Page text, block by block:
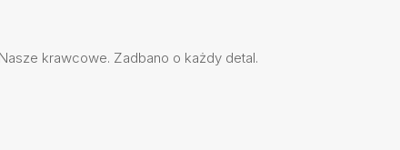
krawcowe. Zadbano o każdy detal.